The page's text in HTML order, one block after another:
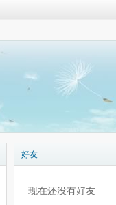
好友
现在还没有好友